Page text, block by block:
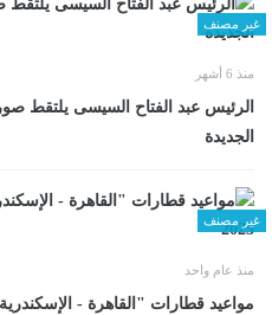
غير مصنف
منذ 6 أشهر
الرئيس عبد الفتاح السيسى يلتقط
الجديدة
غير مصنف
منذ عام واحد